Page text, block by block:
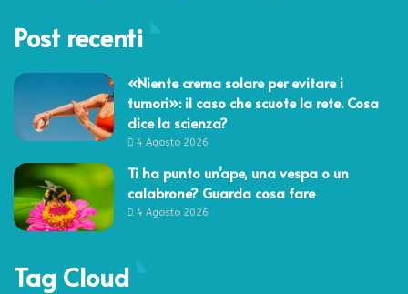
Post recenti
«Niente crema solare per evitare i
tumori»: il caso che scuote la rete. Cosa
dice la scienza?
4 Agosto 2026
Ti ha punto un’ape, una vespa o un
calabrone? Guarda cosa fare
4 Agosto 2026
Tag Cloud